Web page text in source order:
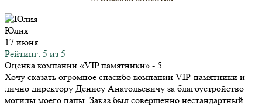
Юлия
17 июня
Рейтинг: 5 из 5
Оценка компании «VIP памятники» - 5
Хочу сказать огромное спасибо компании VIP-памятники и
лично директору Денису Анатольевичу за благоустройство
могилы моего папы. Заказ был совершенно нестандартный.